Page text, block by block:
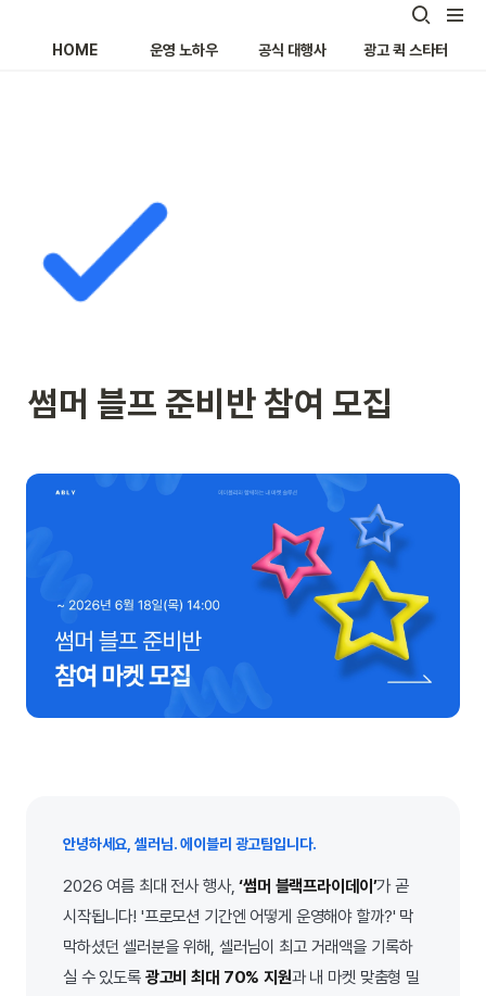
HOME 운영 노하우 공식 대행사 광고 퀵 스타터
썸머 블프 준비반 참여 모집
안녕하세요, 셀러님. 에이블리 광고팀입니다.
2026 여름 최대 전사 행사,‘썸머 블랙프라이데이’가 곧
시작됩니다! '프로모션 기간엔 어떻게 운영해야 할까?' 막
막하셨던 셀러분을 위해, 셀러님이 최고 거래액을 기록하
실 수 있도록 광고비 최대 70% 지원과 내 마켓 맞춤형 밀